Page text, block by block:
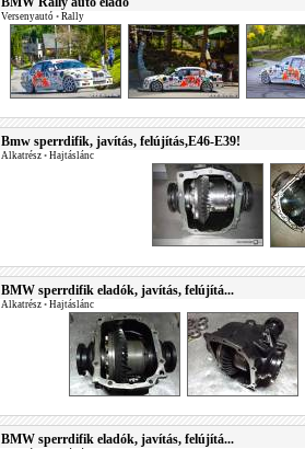
Versenyautó • Rally
Bmw sperrdifik, javítás, felújítás,E46-E39!
Alkatrész • Hajtáslánc
BMW sperrdifik eladók, javítás, felújítá...
Alkatrész • Hajtáslánc
BMW sperrdifik eladók, javítás, felújítá...